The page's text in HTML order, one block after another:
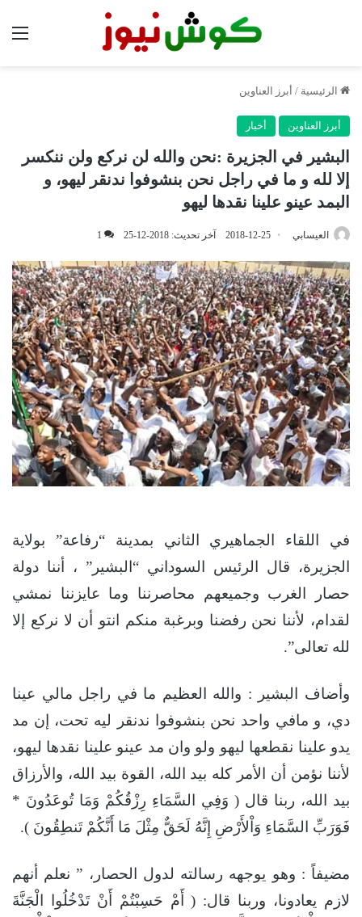
الرئيسية / أبرز العناوين
أبرز العناوين أخبار
البشير في الجزيرة :نحن والله لن نركع ولن ننكسر
إلا لله و ما في راجل نحن بنشوفوا ندنقر ليهو، و
البمد عينو علينا نقدها ليهو
العيسابي 2018-12-25 آخر تحديث: 2018-12-25 1
في اللقاء الجماهيري الثاني بمدينة “رفاعة” بولاية
الجزيرة، قال الرئيس السوداني “البشير” ، أننا دولة
حصار الغرب وجميعهم محاصرننا وما عايزننا نمشي
لقدام، لأننا نحن رفضنا وبرغبة منكم انتو أن لا نركع إلا
لله تعالى”.
وأضاف البشير : والله العظيم ما في راجل مالي عينا
دي، و مافي واحد نحن بنشوفوا ندنقر ليه تحت، إن مد
يدو علينا نقطعها ليهو ولو وان مد عينو علينا نقدها ليهو،
لأننا نؤمن أن الأمر كله بيد الله، القوة بيد الله، والأرزاق
بيد الله، ربنا قال ( وَفِي السَّمَاءِ رِزْقُكُمْ وَمَا تُوعَدُونَ *
فَوَرَبِّ السَّمَاءِ وَاْلأَرْضِ إِنَّهُ لَحَقٌّ مِثْلَ مَا أَنَّكُمْ تَنطِقُونَ ).
مضيفاً : وهو يوجهه رسالته لدول الحصار، ” نعلم أنهم
لازم يعادونا، وربنا قال: ( أَمْ حَسِبْتُمْ أَنْ تَدْخُلُوا الْجَنَّةَ